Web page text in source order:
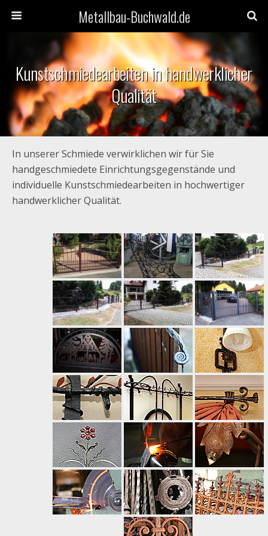
Metallbau-Buchwald.de
Kunstschmiedearbeiten in handwerklicher
Qualität
In unserer Schmiede verwirklichen wir für Sie
handgeschmiedete Einrichtungsgegenstände und
individuelle Kunstschmiedearbeiten in hochwertiger
handwerklicher Qualität.